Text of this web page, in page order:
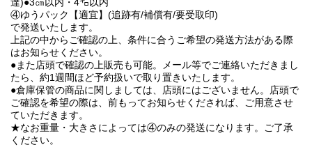
④ゆうパック【適宜】(追跡有/補償有/要受取印)
で発送いたします。
上記の中からご確認の上、条件に合うご希望の発送方法がある際
はお知らせください。
●また店頭で確認の上販売も可能。メール等でご連絡いただきまし
たら、約1週間ほど予約扱いで取り置きいたします。
●倉庫保管の商品に関しましては、店頭にはございません。店頭で
ご確認を希望の際は、前もってお知らせくだされば、ご用意させ
ていただきます。
★なお重量・大きさによっては④のみの発送になります。ご了承
ください。